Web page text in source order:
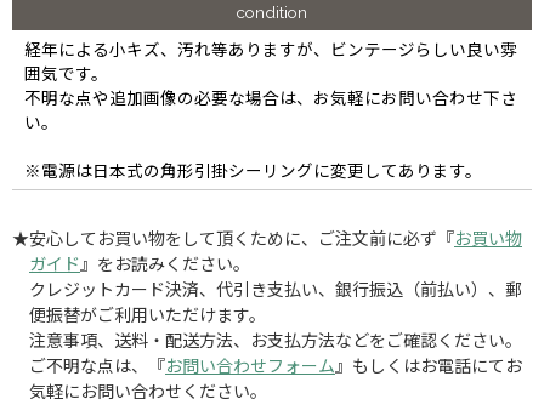
condition
経年による小キズ、汚れ等ありますが、ビンテージらしい良い雰
囲気です。
不明な点や追加画像の必要な場合は、お気軽にお問い合わせ下さ
い。
※電源は日本式の角形引掛シーリングに変更してあります。
★安心してお買い物をして頂くために、ご注文前に必ず『お買い物
ガイド 』をお読みください。
クレジットカード決済、代引き支払い、銀行振込（前払い）、郵
便振替がご利用いただけます。
注意事項、送料・配送方法、お支払方法などをご確認ください。
ご不明な点は、『お問い合わせフォーム 』もしくはお電話にてお
気軽にお問い合わせください。